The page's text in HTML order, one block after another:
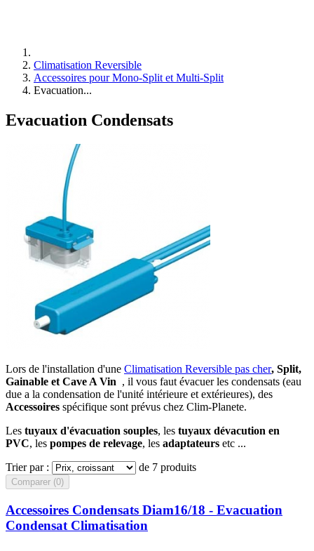
Climatisation Reversible
Accessoires pour Mono-Split et Multi-Split
Evacuation...
Evacuation Condensats
Lors de l'installation d'une Climatisation Reversible pas cher, Split,
Gainable et Cave A Vin , il vous faut évacuer les condensats (eau
due a la condensation de l'unité intérieure et extérieures), des
Accessoires spécifique sont prévus chez Clim-Planete.
Les tuyaux d'évacuation souples, les tuyaux dévacution en
PVC, les pompes de relevage, les adaptateurs etc ...
Trier par :
de 7 produits
Comparer (0)‎
Accessoires Condensats Diam16/18 - Evacuation
Condensat Climatisation